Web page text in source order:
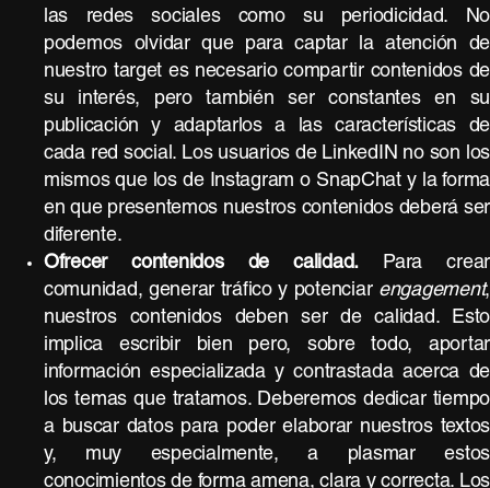
las redes sociales como su periodicidad. No
podemos olvidar que para captar la atención de
nuestro target es necesario compartir contenidos de
su interés, pero también ser constantes en su
publicación y adaptarlos a las características de
cada red social. Los usuarios de LinkedIN no son los
mismos que los de Instagram o SnapChat y la forma
en que presentemos nuestros contenidos deberá ser
diferente.
Ofrecer contenidos de calidad. Para crear
comunidad, generar tráfico y potenciar engagement,
nuestros contenidos deben ser de calidad. Esto
implica escribir bien pero, sobre todo, aportar
información especializada y contrastada acerca de
los temas que tratamos. Deberemos dedicar tiempo
a buscar datos para poder elaborar nuestros textos
y, muy especialmente, a plasmar estos
conocimientos de forma amena, clara y correcta. Los